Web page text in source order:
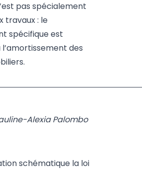
pas spécialement
travaux : le
spécifique est
des
Alexia Palombo
schématique la loi